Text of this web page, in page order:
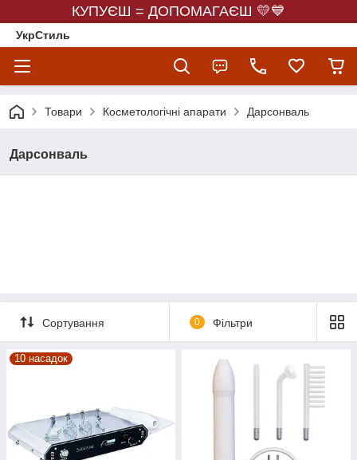
КУПУЄШ = ДОПОМАГАЄШ 💛💙
УкрСтиль
Товари Косметологічні апарати Дарсонваль
Дарсонваль
Сортування 0 Фільтри
10 насадок